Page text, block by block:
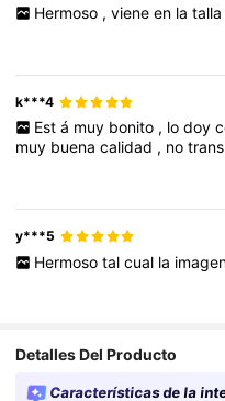
Hermoso , viene en la talla
k***4
Est á muy bonito , lo doy
muy buenacalidad , no
y***5
Hermoso tal cual la
Detalles Del Producto
Características de la